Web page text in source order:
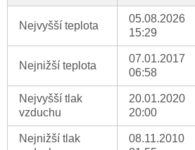
Nejvyšší teplota
05.08.2026
15:29
Nejnižší teplota
07.01.2017
06:58
Nejvyšší tlak
vzduchu
20.01.2020
20:00
Nejnižší tlak
08.11.2010